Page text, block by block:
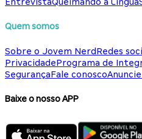
EntrevistaQueimando a Língua
Quem somos
Sobre o Jovem NerdRedes
PrivacidadePrograma de
SegurançaFale conoscoAnuncie
Baixe o nosso APP